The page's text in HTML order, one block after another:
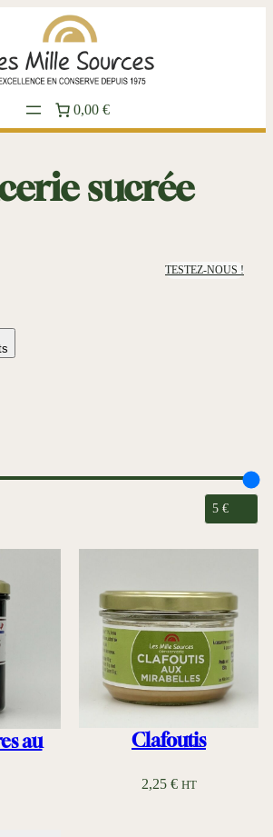
0,00 €
sucrée
TESTEZ-NOUS !
au
Clafoutis
2,25 € HT